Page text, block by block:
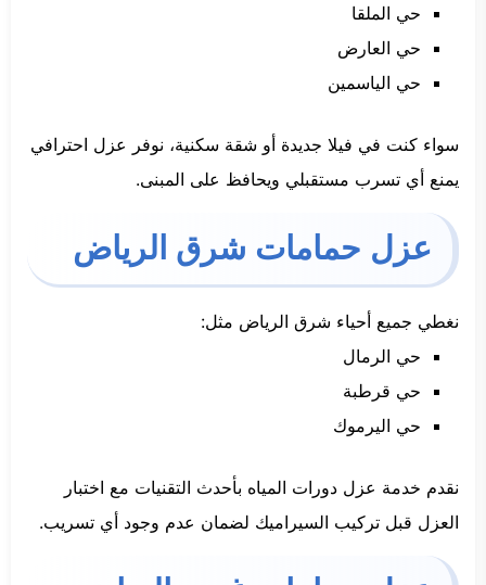
حي الملقا
حي العارض
حي الياسمين
سواء كنت في فيلا جديدة أو شقة سكنية، نوفر عزل احترافي
يمنع أي تسرب مستقبلي ويحافظ على المبنى.
عزل حمامات شرق الرياض
نغطي جميع أحياء شرق الرياض مثل:
حي الرمال
حي قرطبة
حي اليرموك
نقدم خدمة عزل دورات المياه بأحدث التقنيات مع اختبار
العزل قبل تركيب السيراميك لضمان عدم وجود أي تسريب.